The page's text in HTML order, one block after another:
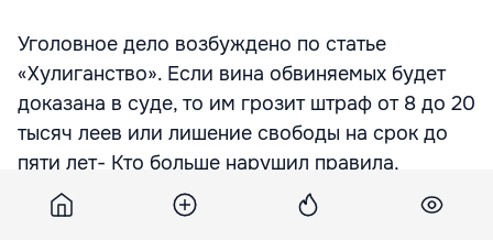
Уголовное дело возбуждено по статье
«Хулиганство». Если вина обвиняемых будет
доказана в суде, то им грозит штраф от 8 до 20
тысяч леев или лишение свободы на срок до
пяти лет- Кто больше нарушил правила,
покажет следствие, - пояснил Евгений Оникэ.